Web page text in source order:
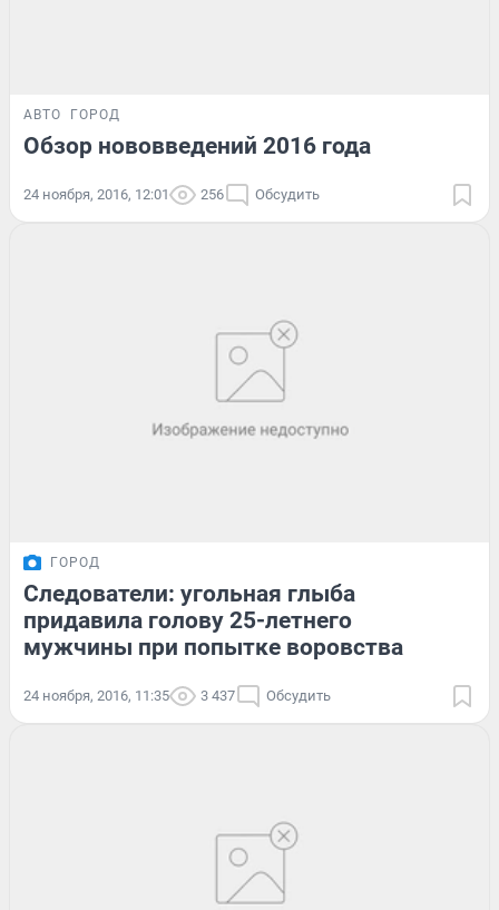
АВТО ГОРОД
Обзор нововведений 2016 года
24 ноября, 2016, 12:01 256 Обсудить
ГОРОД
Следователи: угольная глыба
придавила голову 25-летнего
мужчины при попытке воровства
24 ноября, 2016, 11:35 3 437 Обсудить